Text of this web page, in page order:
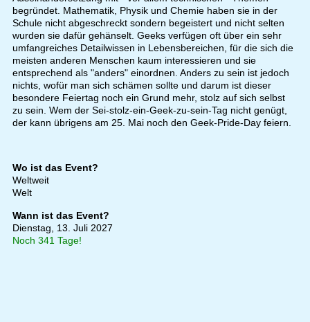
begründet. Mathematik, Physik und Chemie haben sie in der
Schule nicht abgeschreckt sondern begeistert und nicht selten
wurden sie dafür gehänselt. Geeks verfügen oft über ein sehr
umfangreiches Detailwissen in Lebensbereichen, für die sich die
meisten anderen Menschen kaum interessieren und sie
entsprechend als "anders" einordnen. Anders zu sein ist jedoch
nichts, wofür man sich schämen sollte und darum ist dieser
besondere Feiertag noch ein Grund mehr, stolz auf sich selbst
zu sein. Wem der Sei-stolz-ein-Geek-zu-sein-Tag nicht genügt,
der kann übrigens am 25. Mai noch den Geek-Pride-Day feiern.
Wo ist das Event?
Weltweit
Welt
Wann ist das Event?
Dienstag, 13. Juli 2027
Noch 341 Tage!